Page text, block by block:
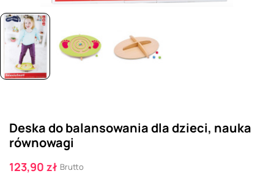
Deska do balansowania dla dzieci, nauka
równowagi
123,90 zł Brutto